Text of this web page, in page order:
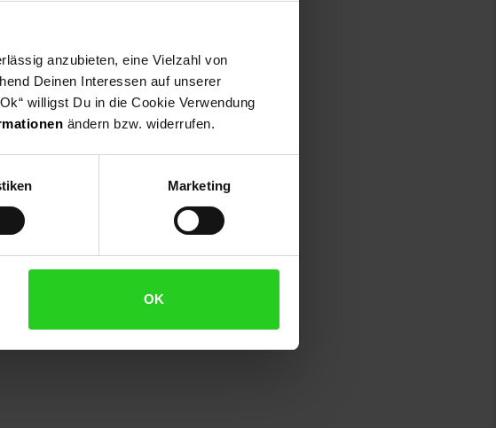
anzubieten, eine Vielzahl von
Deinen Interessen auf unserer
willigst Du in die Cookie Verwendung
ändern bzw. widerrufen.
Marketing
OK